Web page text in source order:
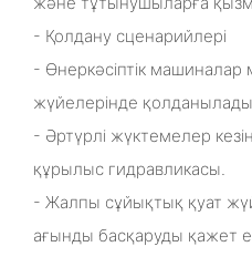
- Қолдану сценарийлері
- Өнеркәсіптік машиналар
жүйелерінде
- Әртүрлі жүктемелер
құрылыс гидравликасы.
- Жалпы сұйықтық қуат
ағынды басқаруды қажет